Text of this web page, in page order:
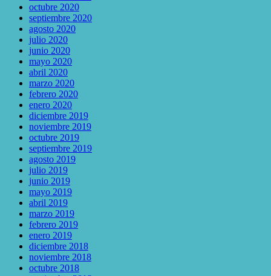
octubre 2020
septiembre 2020
agosto 2020
julio 2020
junio 2020
mayo 2020
abril 2020
marzo 2020
febrero 2020
enero 2020
diciembre 2019
noviembre 2019
octubre 2019
septiembre 2019
agosto 2019
julio 2019
junio 2019
mayo 2019
abril 2019
marzo 2019
febrero 2019
enero 2019
diciembre 2018
noviembre 2018
octubre 2018